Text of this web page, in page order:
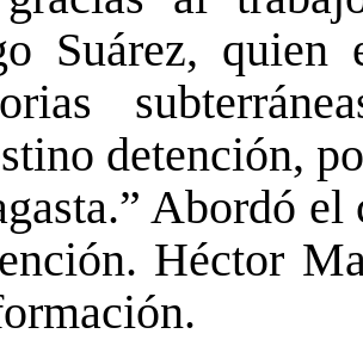
Suárez,
detención,
Abordó el
Héctor